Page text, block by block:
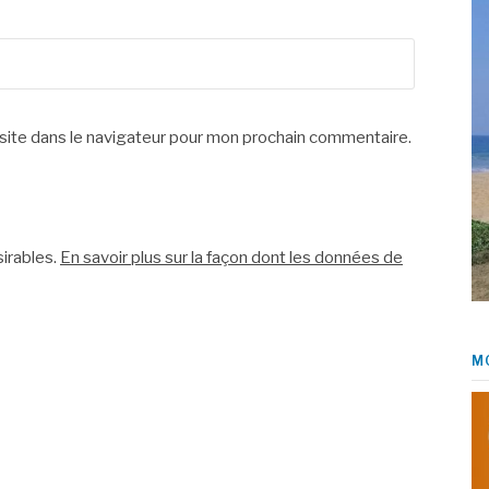
dans le navigateur pour mon prochain commentaire.
En savoir plus sur la façon dont les données de